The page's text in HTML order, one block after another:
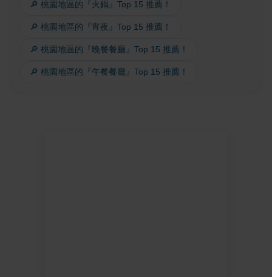
🔎 桃園地區的『火鍋』Top 15 推薦！
🔎 桃園地區的『宵夜』Top 15 推薦！
🔎 桃園地區的『晚餐餐廳』Top 15 推薦！
🔎 桃園地區的『午餐餐廳』Top 15 推薦！